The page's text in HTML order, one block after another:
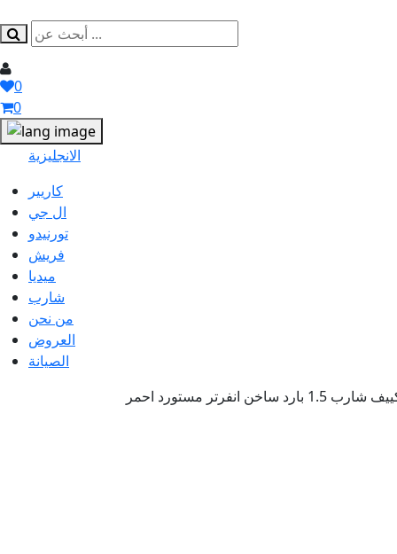
0
0
الانجليزية
كاريير
ال جي
تورنيدو
فريش
ميديا
شارب
من نحن
العروض
الصيانة